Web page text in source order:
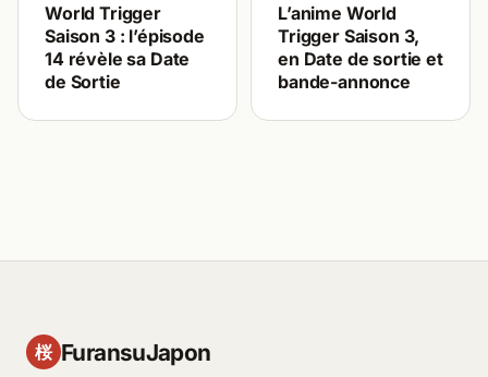
World Trigger
Saison 3 : l’épisode
14 révèle sa Date
de Sortie
L’anime World
Trigger Saison 3,
en Date de sortie et
bande-annonce
桜 FuransuJapon